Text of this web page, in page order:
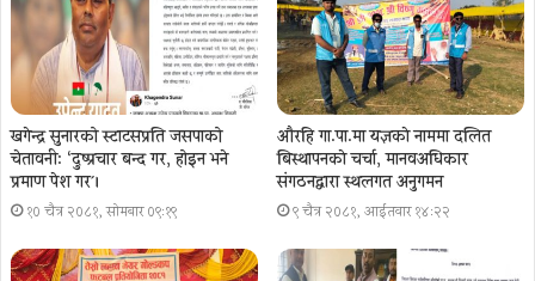
खगेन्द्र सुनारको स्टाटसप्रति जसपाको
चेतावनी: ‘दुष्प्रचार बन्द गर, होइन भने
प्रमाण पेश गर´।
१० चैत्र २०८१, सोमबार ०९:१९
औरहि गा.पा.मा यज्ञकाे नाममा दलित
बिस्थापनकाे चर्चा, मानवअधिकार
संगठनद्वारा स्थलगत अनुगमन
९ चैत्र २०८१, आईतवार १४:२२